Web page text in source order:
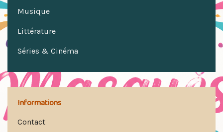
Musique
Littérature
Séries & Cinéma
Informations
Contact